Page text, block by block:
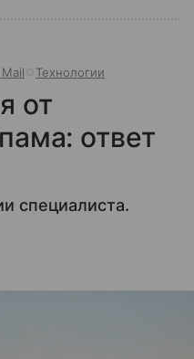
Технологии
от
ответ
специалиста.